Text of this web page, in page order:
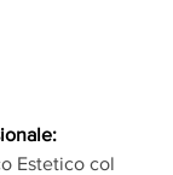
Estetico col